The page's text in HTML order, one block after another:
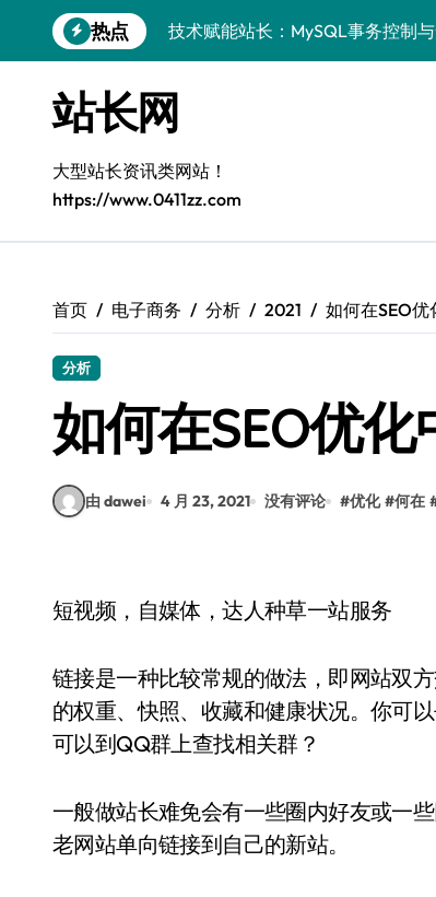
到
热点
技术赋能站长：MySQL事务控制
Go语言MySQL事务控制：技术实
零基础启航：站长学院带你玩转
VR开发进阶秘籍：MySQL事务控
容器视角揭秘：MySQL事务处理
MySQL事务控制精要：站长必知
站长网
大型站长资讯类网站！
https://www.0411zz.com
首页 电子商务 分析 2021 如何在SEO
分析
如何在SEO优
由 dawei 4 月 23, 2021 没有评论 #优化 #何在
短视频，自媒体，达人种草一站服务
链接是一种比较常规的做法，即网站双
的权重、快照、收藏和健康状况。你可
可以到QQ群上查找相关群？
一般做站长难免会有一些圈内好友或一
老网站单向链接到自己的新站。